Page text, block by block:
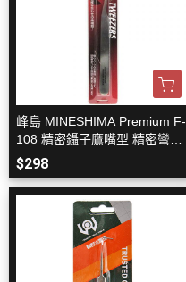
峰島 MINESHIMA Premium F-
108 精密鑷子鷹嘴型 精密彎夾
<超推薦>
$298